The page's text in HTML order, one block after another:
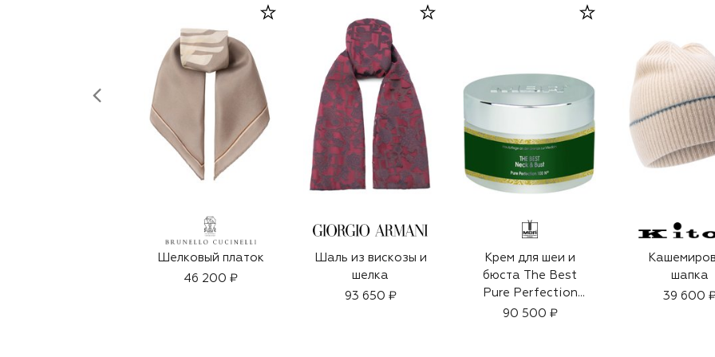
Шелковый платок
46 200 ₽
Шаль из вискозы и
шелка
93 650 ₽
Крем для шеи и
бюста The Best
Pure Perfection
100N (200ml)
90 500 ₽
шапка
39 600